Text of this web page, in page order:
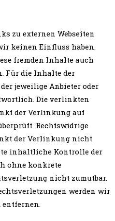
zu externen Webseiten
keinen Einfluss haben.
fremden Inhalte auch
Für die Inhalte der
jeweilige Anbieter oder
Die verlinkten
der Verlinkung auf
Rechtswidrige
der Verlinkung nicht
inhaltliche Kontrolle der
ohne konkrete
nicht zumutbar.
werden wir
entfernen.